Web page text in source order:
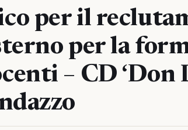
per il
per la
– CD ‘Don